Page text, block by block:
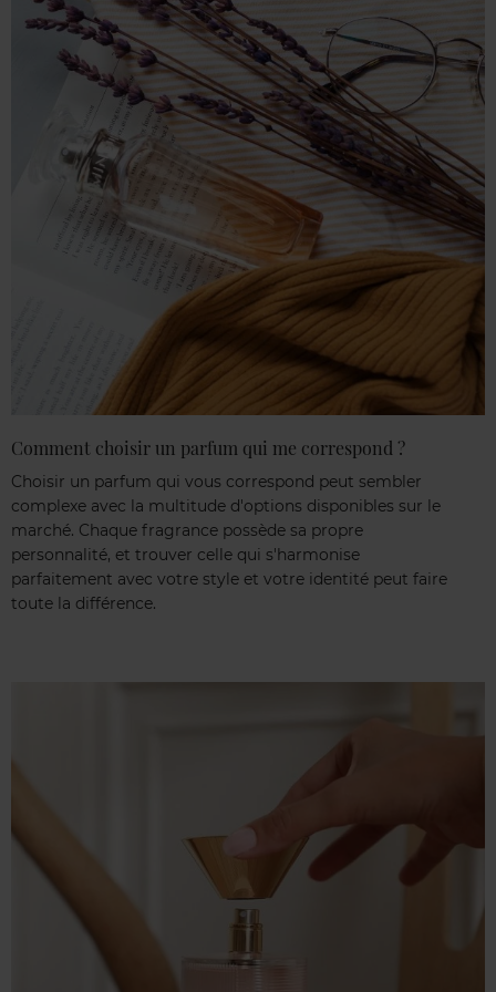
Comment choisir un parfum qui me correspond ?
Choisir un parfum qui vous correspond peut sembler
complexe avec la multitude d'options disponibles sur le
marché. Chaque fragrance possède sa propre
personnalité, et trouver celle qui s'harmonise
parfaitement avec votre style et votre identité peut faire
toute la différence.